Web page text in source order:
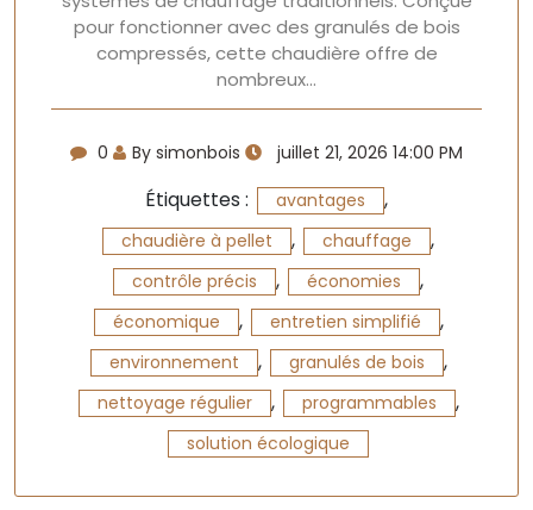
pour fonctionner avec des granulés de bois
compressés, cette chaudière offre de
nombreux…
0 By simonbois juillet 21, 2026 14:00 PM
Étiquettes : avantages ,
chaudière à pellet , chauffage ,
contrôle précis , économies ,
économique , entretien simplifié ,
environnement , granulés de bois ,
nettoyage régulier , programmables ,
solution écologique